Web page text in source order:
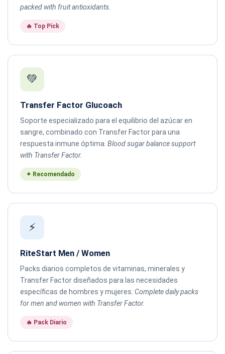
packed with fruit antioxidants.
🔥 Top Pick
💚
Transfer Factor Glucoach
Soporte especializado para el equilibrio del azúcar en
sangre, combinado con Transfer Factor para una
respuesta inmune óptima. Blood sugar balance support
with Transfer Factor.
✦ Recomendado
⚡
RiteStart Men / Women
Packs diarios completos de vitaminas, minerales y
Transfer Factor diseñados para las necesidades
específicas de hombres y mujeres. Complete daily packs
for men and women with Transfer Factor.
🔥 Pack Diario